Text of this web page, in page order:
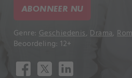
ABONNEER NU
Genre: Geschiedenis, Drama,
Beoordeling: 12+